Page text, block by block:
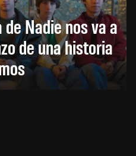
Nadie nos va a
de una historia